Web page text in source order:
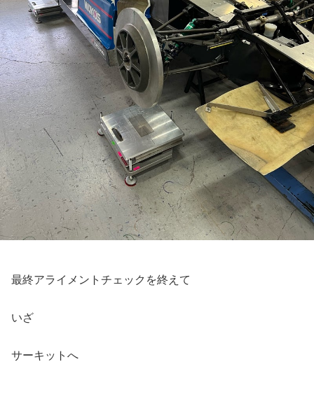
最終アライメントチェックを終えて
いざ
サーキットへ